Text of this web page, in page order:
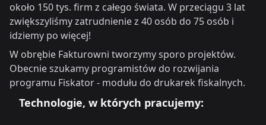
około 150 tys. firm z całego świata. W przeciągu 3 lat
zwiększyliśmy zatrudnienie z 40 osób do 75 osób i
idziemy po więcej!
W obrębie Fakturowni tworzymy sporo projektów.
Obecnie szukamy programistów do rozwijania
programu Fiskator - modułu do drukarek fiskalnych.
Technologie, w których pracujemy: